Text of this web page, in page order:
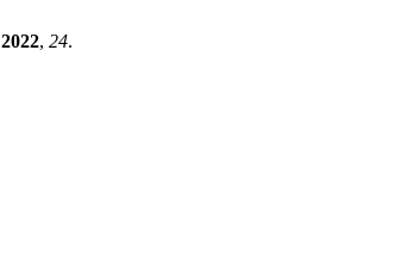
2022, 24.